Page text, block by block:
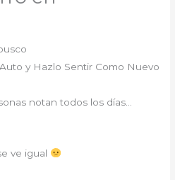
y Hazlo Sentir Como Nuevo
notan todos los días…
ve igual